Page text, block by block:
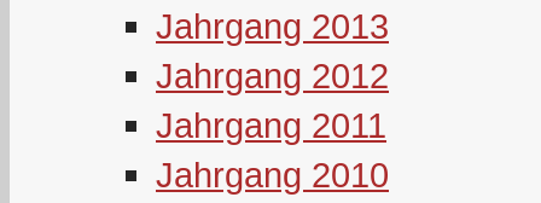
Jahrgang 2013
Jahrgang 2012
Jahrgang 2011
Jahrgang 2010